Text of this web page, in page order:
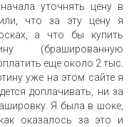
уточнять цену в
что за эту цену я
а что бы купить
(брашированную
еще около 2 тыс.
уже на этом сайте я
доплачивать, ни за
Я была в шоке,
оказалось за это и